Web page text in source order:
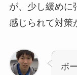
が、少し緩めに
感じられて対策
ボ